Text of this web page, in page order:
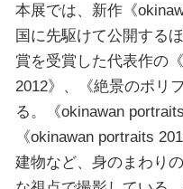
本展では、新作《
国に先駆けて公開する
賞を受賞した代表作の
2012》、《絶景のポリ
る。《okinawan
《okinawan portraits
建物など、身のまわり